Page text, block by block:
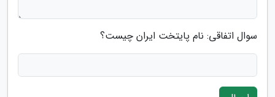
سوال اتفاقی: نام پایتخت ایران چیست؟